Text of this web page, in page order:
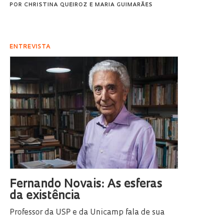
POR CHRISTINA QUEIROZ E MARIA GUIMARÃES
ENTREVISTA
Fernando Novais: As esferas
da existência
Professor da USP e da Unicamp fala de sua